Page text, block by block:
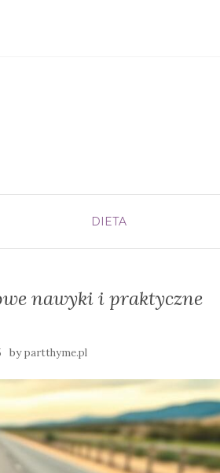
DIETA
nawyki i praktyczne
bypartthyme.pl